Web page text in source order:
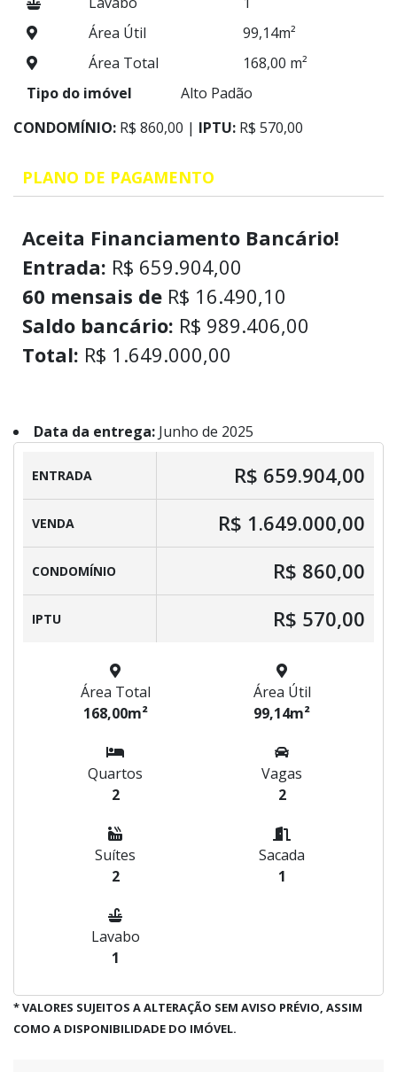
Área Útil
99,14m²
Área Total
168,00 m²
Tipo do imóvel
Alto Padão
CONDOMÍNIO: R$ 860,00 | IPTU: R$ 570,00
PLANO DE PAGAMENTO
Aceita Financiamento Bancário!
Entrada: R$ 659.904,00
60 mensais de R$ 16.490,10
Saldo bancário: R$ 989.406,00
Total: R$ 1.649.000,00
Data da entrega: Junho de 2025
ENTRADA R$ 659.904,00
VENDA R$ 1.649.000,00
CONDOMÍNIO R$ 860,00
IPTU R$ 570,00
Área Total
168,00m²
Área Útil
99,14m²
Quartos
2
Vagas
2
Suítes
2
Sacada
1
Lavabo
1
* VALORES SUJEITOS A ALTERAÇÃO SEM AVISO PRÉVIO, ASSIM
COMO A DISPONIBILIDADE DO IMÓVEL.